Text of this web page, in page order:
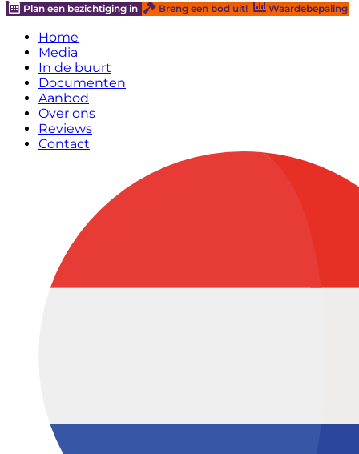
Plan een bezichtiging in
Breng een bod uit! Waardebepaling
Home
Media
In de buurt
Documenten
Aanbod
Over ons
Reviews
Contact